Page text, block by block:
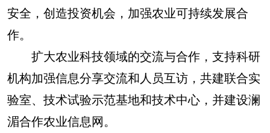
安全，创造投资机会，加强农业可持续发展合
作。
扩大农业科技领域的交流与合作，支持科研
机构加强信息分享交流和人员互访，共建联合实
验室、技术试验示范基地和技术中心，并建设澜
湄合作农业信息网。